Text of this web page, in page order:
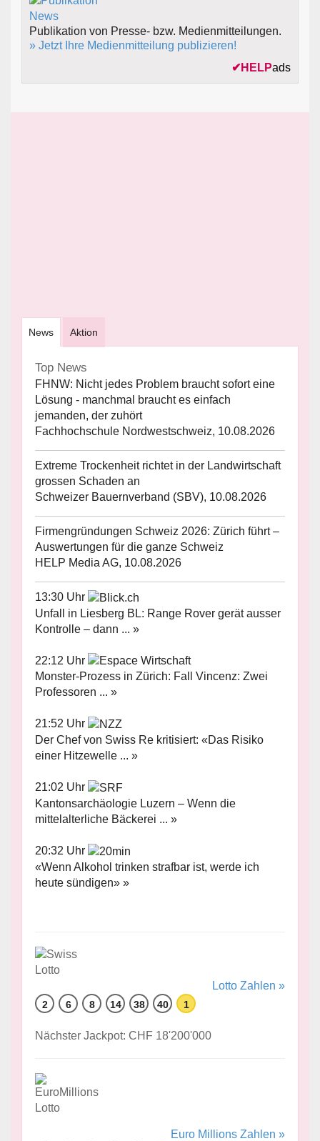
Publikation von Presse- bzw. Medienmitteilungen.
» Jetzt Ihre Medienmitteilung publizieren!
✔ HELPads
News Aktion
Top News
FHNW: Nicht jedes Problem braucht sofort eine
Lösung - manchmal braucht es einfach
jemanden, der zuhört
Fachhochschule Nordwestschweiz, 10.08.2026
Extreme Trockenheit richtet in der Landwirtschaft
grossen Schaden an
Schweizer Bauernverband (SBV), 10.08.2026
Firmengründungen Schweiz 2026: Zürich führt –
Auswertungen für die ganze Schweiz
HELP Media AG, 10.08.2026
13:30 Uhr
Unfall in Liesberg BL: Range Rover gerät ausser
Kontrolle – dann ... »
22:12 Uhr
Monster-Prozess in Zürich: Fall Vincenz: Zwei
Professoren ... »
21:52 Uhr
Der Chef von Swiss Re kritisiert: «Das Risiko
einer Hitzewelle ... »
21:02 Uhr
Kantonsarchäologie Luzern – Wenn die
mittelalterliche Bäckerei ... »
20:32 Uhr
«Wenn Alkohol trinken strafbar ist, werde ich
heute sündigen» »
Lotto Zahlen »
2 6 8 14 38 40 1
Nächster Jackpot: CHF 18'200'000
Euro Millions Zahlen »